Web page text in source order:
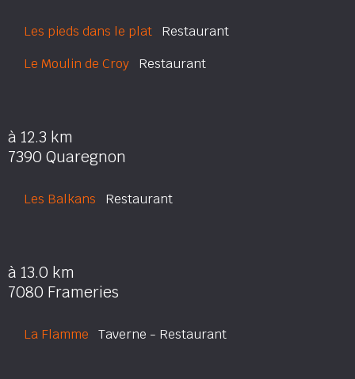
Les pieds dans le plat Restaurant
Le Moulin de Croy Restaurant
à 12.3 km
7390 Quaregnon
Les Balkans Restaurant
à 13.0 km
7080 Frameries
La Flamme Taverne - Restaurant